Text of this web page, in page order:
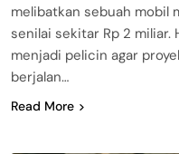
melibatkan sebuah mobil
senilai sekitar Rp 2 miliar.
menjadi pelicin agar
berjalan…
Read More